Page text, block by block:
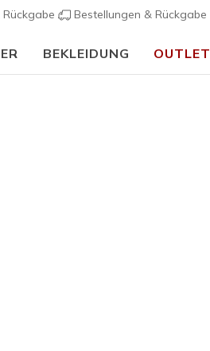
Bestellungen & Rückgabe
BEKLEIDUNG OUTLET